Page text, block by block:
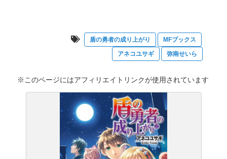
盾の勇者の成り上がり
MFブックス
アネコユサギ
弥南せいら
※このページにはアフィリエイトリンクが使用されています